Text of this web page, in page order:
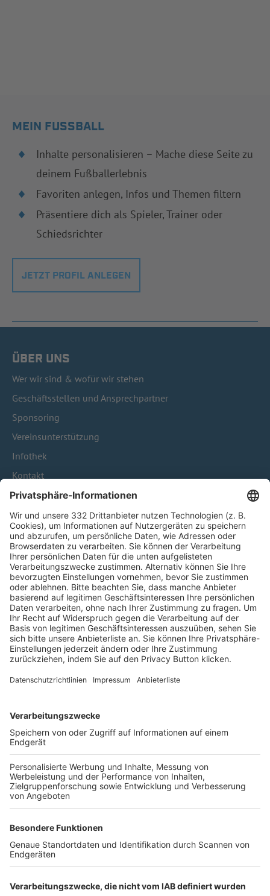
MEIN FUSSBALL
Inhalte personalisieren – Mache diese Seite zu
deinem Fußballerlebnis
Favoriten anlegen, Infos und Themen filtern
Präsentiere dich als Spieler, Trainer oder
Schiedsrichter
JETZT PROFIL ANLEGEN
ÜBER UNS
Wer wir sind & wofür wir stehen
Geschäftsstellen und Ansprechpartner
Sponsoring
Vereinsunterstützung
Infothek
Kontakt
HÄUFIG BESUCHTE SEITEN
Pässe und Vereinswechsel
Trainerausbildung
Schulungsangebot Vereinsmitarbeiter
BFV-Geschäftsstellen
Trainerbörse
Login SpielPlus
FOLGE DEM BFV
TOP-VEREINE
TOP-PARTNER